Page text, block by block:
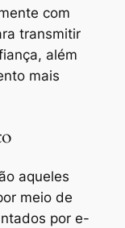
com
transmitir
além
mais
aqueles
meio de
por e-